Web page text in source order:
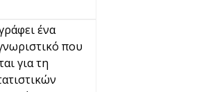
ένα
που
για τη